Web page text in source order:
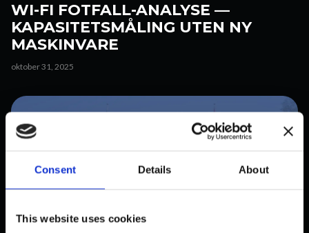
Consent Details About
This website uses cookies
WI-FI FOTFALL-ANALYSE —
KAPASITETSMÅLING UTEN NY
MASKINVARE
oktober 31, 2025